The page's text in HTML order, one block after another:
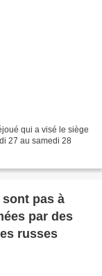
qui a visé le siège
27 au samedi 28
pas à
par des
russes